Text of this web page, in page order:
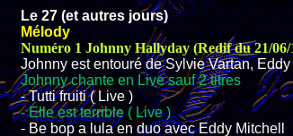
Le 27 (et autres jours)
Mélody
Numéro 1 Johnny Hallyday (Redif du 21/06/
Johnny est entouré de Sylvie Vartan,
Johnny chante en Live sauf 2 titres
- Tutti fruiti ( Live )
- Elle est terrible ( Live )
- Be bop a lula en duo avec Eddy Mitchell